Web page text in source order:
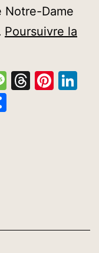
Notre-Dame
Poursuivre la
Message